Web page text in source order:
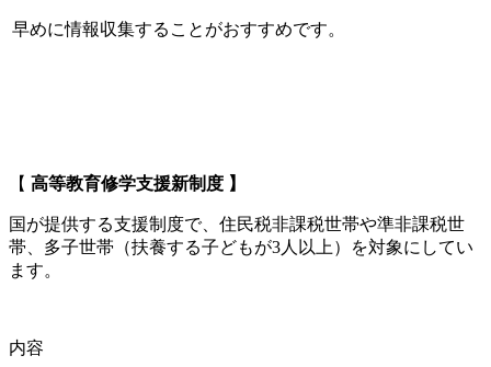
早めに情報収集することがおすすめです。
【 高等教育修学支援新制度 】
国が提供する支援制度で、住民税非課税世帯や準非課税世
帯、多子世帯（扶養する子どもが3人以上）を対象にしてい
ます。
内容